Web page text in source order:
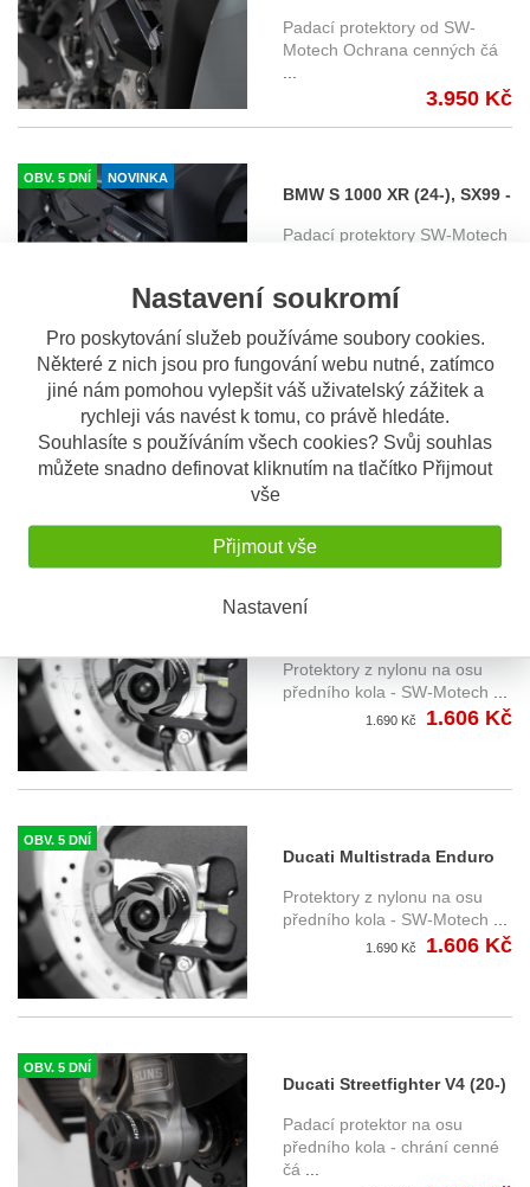
Nastavení soukromí
Pro poskytování služeb používáme soubory cookies.
Některé z nich jsou pro fungování webu nutné, zatímco
jiné nám pomohou vylepšit váš uživatelský zážitek a
rychleji vás navést k tomu, co právě hledáte.
Souhlasíte s používáním všech cookies? Svůj souhlas
můžete snadno definovat kliknutím na tlačítko Přijmout
vše
Přijmout vše
Nastavení
2X99 - padací protektory
SW-Motech
STP.07.590.11000/B
Padací protektory od SW-
Motech Ochrana cenných čá
3.950 Kč
OBV. 5 DNÍ NOVINKA
BMW S 1000 XR (24-), SX99 -
padací protektory SW-
Padací protektory SW-Motech
OBV. 5 DNÍ
Ducati 848 Streetfighter
(11-) - padací protektory
SW-Motech
Kompletní sada sliderů (1pár)
a montážního kitu. Och...
(17-) - protektory na osu
předního kola, SW-Motech
Protektory z nylonu na osu
předního kola - SW-Motech
1.690 Kč 1.606 Kč
OBV. 5 DNÍ
Ducati Multistrada Enduro
(16-) - protektory na osu
předního kola, SW-Motech
Protektory z nylonu na osu
předního kola - SW-Motech
1.690 Kč 1.606 Kč
OBV. 5 DNÍ
Ducati Streetfighter V4 (20-)
- protektory na přední osu
kola - SW-Motech
Padací protektor na osu
předního kola - chrání cenné
čá